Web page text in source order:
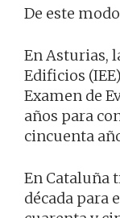
De este
En Asturias,
Edificios
Examen de
años para
cincuenta
En Cataluña
década para